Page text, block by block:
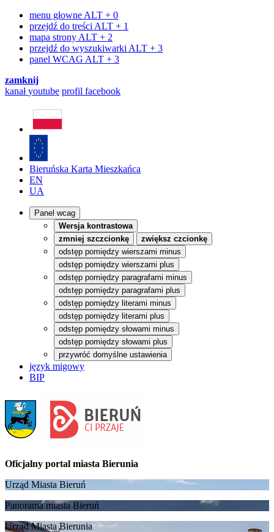
menu głowne ALT + 0
przejdź do treści ALT + 1
mapa strony ALT + 2
przejdź do wyszukiwarki ALT + 3
panel WCAG ALT + 3
zamknij
kanałyoutube profil facebook
Bieruńska Karta Mieszkańca
EN
UA
Panel wcag
Wersja kontrastowa
zmniej szczcionkę
zwiększ czcionkę
odstęp pomiędzy wierszami minus
odstęp pomiędzy wierszami plus
odstęp pomiędzy paragrafami minus
odstęp pomiędzy paragrafami plus
odstęp pomiędzy literami minus
odstęp pomiędzy literami plus
odstęp pomiędzy słowami minus
odstęp pomiędzy słowami plus
przywróć domyślne ustawienia
język migowy
BIP
Oficjalny portal miasta Bierunia
Urząd Miasta Bieruń
Panorama miasta Bieruń
Urząd Miasta Bierunia